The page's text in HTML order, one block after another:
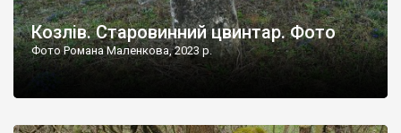
Козлів. Старовинний цвинтар. Фото
Фото Романа Маленкова, 2023 р.